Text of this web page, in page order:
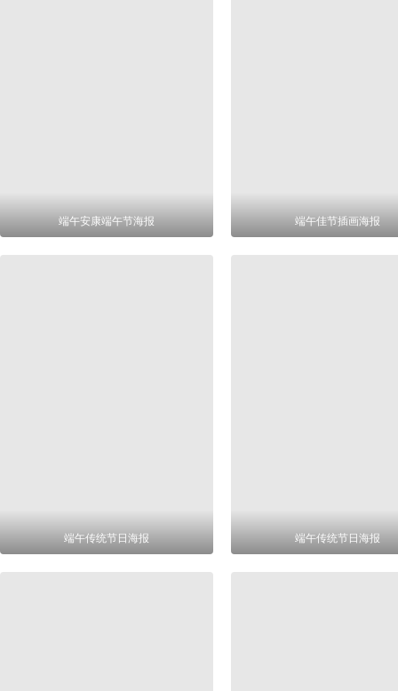
端午安康端午节海报 端午佳节插画海报
端午传统节日海报 端午传统节日海报